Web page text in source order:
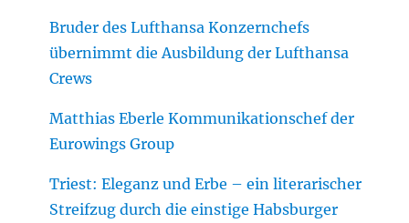
Bruder des Lufthansa Konzernchefs
übernimmt die Ausbildung der Lufthansa
Crews
Matthias Eberle Kommunikationschef der
Eurowings Group
Triest: Eleganz und Erbe – ein literarischer
Streifzug durch die einstige Habsburger